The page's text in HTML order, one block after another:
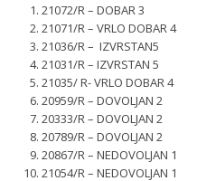
21072/R – DOBAR 3
21071/R – VRLO DOBAR 4
21036/R – IZVRSTAN5
21031/R – IZVRSTAN 5
21035/ R- VRLO DOBAR 4
20959/R – DOVOLJAN 2
20333/R – DOVOLJAN 2
20789/R – DOVOLJAN 2
20867/R – NEDOVOLJAN 1
21054/R – NEDOVOLJAN 1